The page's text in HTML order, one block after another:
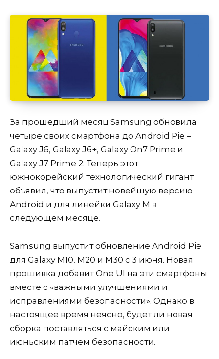
За прошедший месяц Samsung обновила
четыре своих смартфона до Android Pie –
Galaxy J6, Galaxy J6+, Galaxy On7 Prime и
Galaxy J7 Prime 2. Теперь этот
южнокорейский технологический гигант
объявил, что выпустит новейшую версию
Android и для линейки Galaxy M в
следующем месяце.
Samsung выпустит обновление Android Pie
для Galaxy M10, M20 и M30 с 3 июня. Новая
прошивка добавит One UI на эти смартфоны
вместе с «важными улучшениями и
исправлениями безопасности». Однако в
настоящее время неясно, будет ли новая
сборка поставляться с майским или
июньским патчем безопасности.